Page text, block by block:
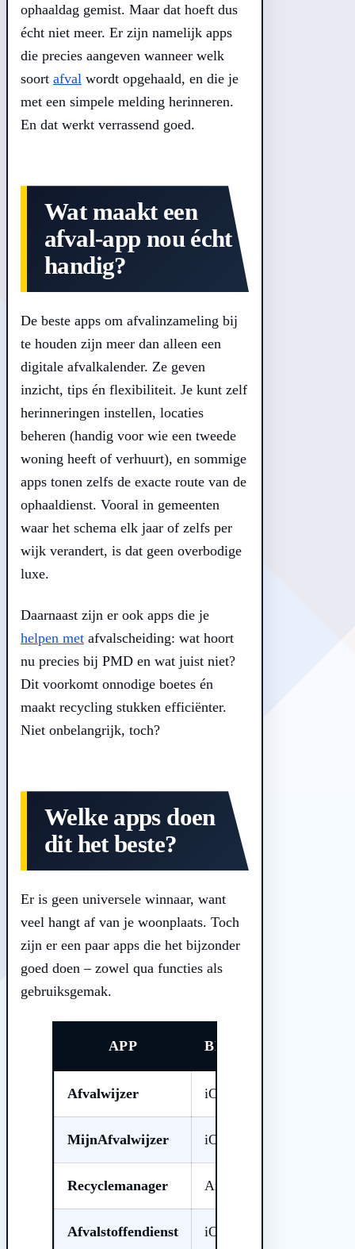
ophaaldag gemist. Maar dat hoeft dus
écht niet meer. Er zijn namelijk apps
die precies aangeven wanneer welk
soort afval wordt opgehaald, en die je
met een simpele melding herinneren.
En dat werkt verrassend goed.
Wat maakt een
afval-app nou écht
handig?
De beste apps om afvalinzameling bij
te houden zijn meer dan alleen een
digitale afvalkalender. Ze geven
inzicht, tips én flexibiliteit. Je kunt zelf
herinneringen instellen, locaties
beheren (handig voor wie een tweede
woning heeft of verhuurt), en sommige
apps tonen zelfs de exacte route van de
ophaaldienst. Vooral in gemeenten
waar het schema elk jaar of zelfs per
wijk verandert, is dat geen overbodige
luxe.
Daarnaast zijn er ook apps die je
helpen met afvalscheiding: wat hoort
nu precies bij PMD en wat juist niet?
Dit voorkomt onnodige boetes én
maakt recycling stukken efficiënter.
Niet onbelangrijk, toch?
Welke apps doen
dit het beste?
Er is geen universele winnaar, want
veel hangt af van je woonplaats. Toch
zijn er een paar apps die het bijzonder
goed doen – zowel qua functies als
gebruiksgemak.
APP BESCHIKBAAR
Afvalwijzer iOS & Android
MijnAfvalwijzer iOS & Android
Recyclemanager Android
Afvalstoffendienst iOS & Android